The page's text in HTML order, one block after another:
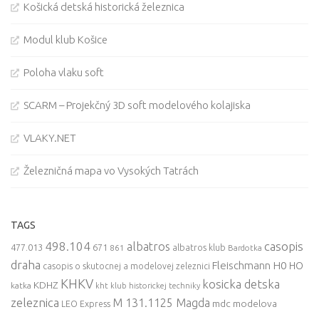
Košická detská historická železnica
Modul klub Košice
Poloha vlaku soft
SCARM – Projekčný 3D soft modelového kolajiska
VLAKY.NET
Železničná mapa vo Vysokých Tatrách
TAGS
477.013 498.104 671 861 albatros albatros klub Bardotka casopis
draha casopis o skutocnej a modelovej zeleznici Fleischmann H0 HO
katka KDHZ KHKV kht klub historickej techniky kosicka detska
zeleznica
LEO Express M 131.1125 Magda mdc modelova